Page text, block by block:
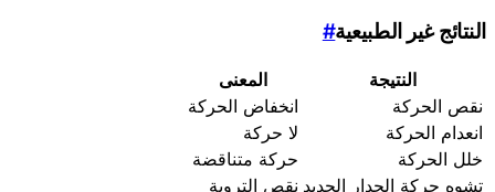
النتائج غير الطبيعية#
النتيجة
المعنى
نقص الحركة
انخفاض الحركة
انعدام الحركة
لا حركة
خلل الحركة
حركة متناقضة
تشوه حركة الجدار الجديد نقص التروية